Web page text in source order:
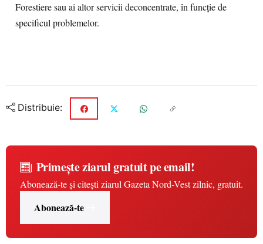
Forestiere sau ai altor servicii deconcentrate, în funcție de
specificul problemelor.
Distribuie:
Primește ziarul gratuit pe email!
Abonează-te și citești ziarul Gazeta Nord-Vest zilnic, gratuit.
Abonează-te